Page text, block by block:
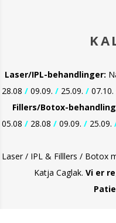
Laser/IPL-behandlinger:
28.08 / 09.09. / 25.09. / 07.10.
Fillers/Botox-
05.08 / 28.08 / 09.09. / 25.09.
Laser / IPL & Filllers / Botox
Katja Caglak. Vi er